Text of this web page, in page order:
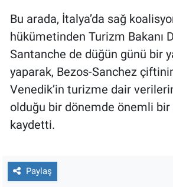
Bu arada, İtalya’da sağ
hükümetinden Turizm Bakanı
Santanche de düğün günü bir
yaparak, Bezos-Sanchez
Venedik’in turizme dair
olduğu bir dönemde önemli bir
kaydetti.
Paylaş